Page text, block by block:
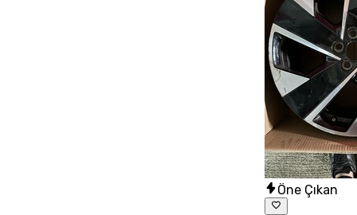
Öne Çıkan